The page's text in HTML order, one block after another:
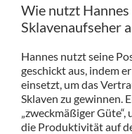
Wie nutzt
Sklavenaufseher
Hannes nutzt seine
geschickt aus, indem
einsetzt, um das
Sklaven zu gewinnen.
„zweckmäßiger
die Produktivität auf